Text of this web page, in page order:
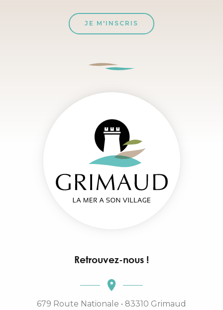
JE M'INSCRIS
Retrouvez-nous !
679 Route Nationale • 83310 Grimaud